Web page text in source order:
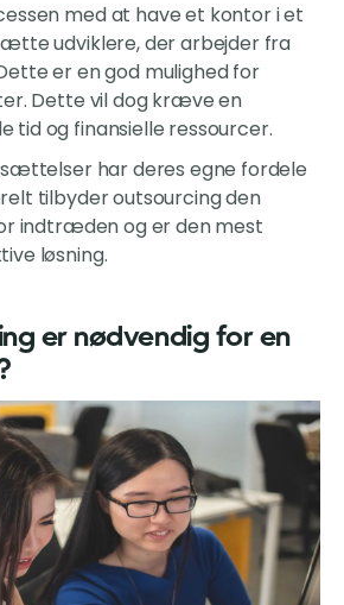
med at have et kontor i et
udviklere, der arbejder fra
er en god mulighed for
Dette vil dog kræve en
tid og finansielle ressourcer.
har deres egne fordele
tilbyder outsourcing den
indtræden og er den mest
løsning.
er nødvendig for en